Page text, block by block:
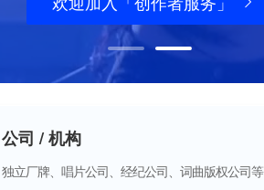
公司 / 机构
独立厂牌、唱片公司、经纪公司、词曲版权公司等